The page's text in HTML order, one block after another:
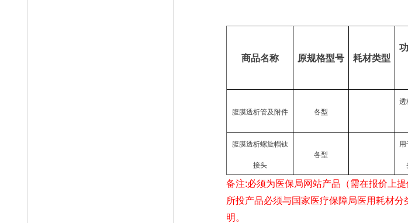
商品名称 原规格型号 耗材类型
腹膜透析管及附件 各型
透
腹膜透析螺旋帽钛
接头
各型
备注:必须为医保局网站产品（需在报价上提
所投产品必须与国家医疗保障局医用耗材分
明。